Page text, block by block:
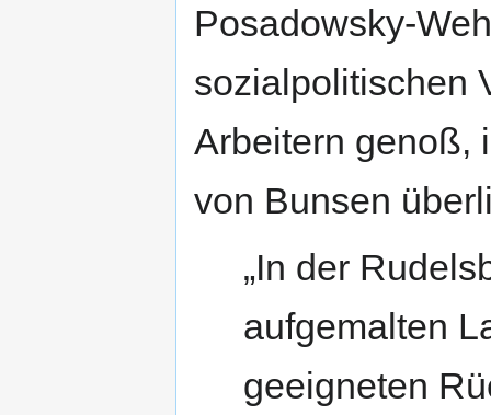
Posadowsky-
sozialpolitischen
Arbeitern genoß,
von Bunsen
„In der
aufgemalten
geeigneten